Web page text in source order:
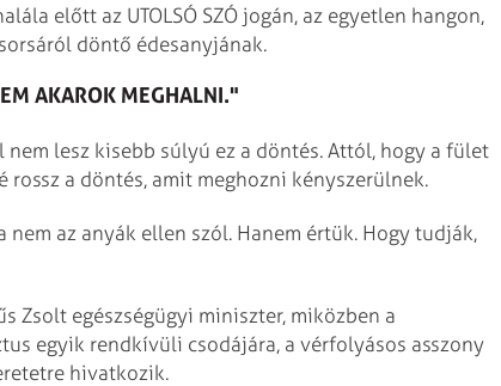
előtt az UTOLSÓ SZÓ jogán, az egyetlen hangon,
döntő édesanyjának.
AKAROK MEGHALNI."
lesz kisebb súlyú ez a döntés. Attól, hogy a fület
rossz a döntés, amit meghozni kényszerülnek.
az anyák ellen szól. Hanem értük. Hogy tudják,
Zsolt egészségügyi miniszter, miközben a
egyik rendkívüli csodájára, a vérfolyásos asszony
hivatkozik.